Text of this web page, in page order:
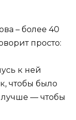
– более 40
просто:
к ней
чтобы было
— чтобы